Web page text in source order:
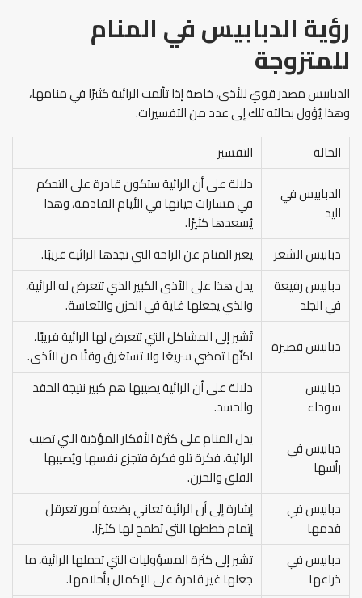
رؤية الدبابيس في المنام
للمتزوجة
الدبابيس مصدر قويّ للأذى، خاصة إذا تألمت الرائية كثيرًا في منامها،
وهذا يُؤول بحالته تلك إلى عدد من التفسيرات.
الحالة
التفسير
الدبابيس في
اليد
دلالة على أن الرائية ستكون قادرة على التحكم
في مسارات حياتها في الأيام القادمة، وهذا
يُسعدها كثيرًا.
دبابيس الشعر
يعبر المنام عن الراحة التي تجدها الرائية قريبًا.
دبابيس رفيعة
في الجلد
يدل هذا على الأذى الكبير الذي تتعرض له الرائية،
والذي يجعلها غاية في الحزن والتعاسة.
دبابيس قصيرة
تُشير إلى المشاكل التي تتعرض لها الرائية قريبًا،
لكنّها تمضي سريعًا ولا تستغرق وقتًا من الأذى.
دبابيس
سوداء
دلالة على أن الرائية يصيبها هم كبير نتيجة الحقد
والحسد.
دبابيس في
رأسها
يدل المنام على كثرة الأفكار المؤذية التي تصيب
الرائية، فكرة تلو فكرة فتجزع نفسها ويُصيبها
القلق والحزن.
دبابيس في
قدمها
إشارة إلى أن الرائية تعاني بضعة أمور تعرقل
إتمام خططها التي تطمح لها كثيرًا.
دبابيس في
ذراعها
تشير إلى كثرة المسؤوليات التي تحملها الرائية، ما
جعلها غير قادرة على الإكمال بأحلامها.